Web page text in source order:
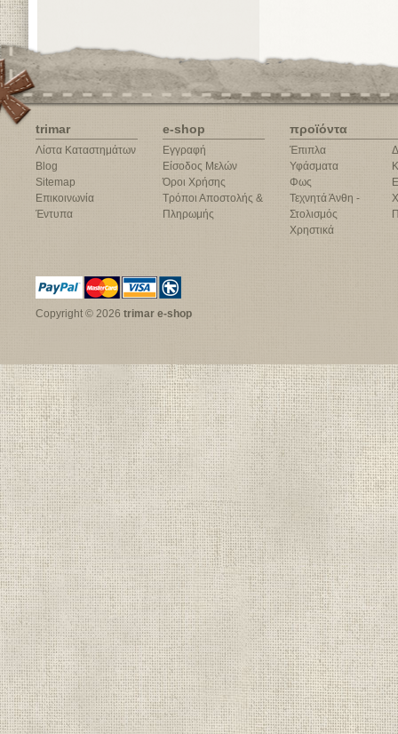
trimar
Λίστα Καταστημάτων
Blog
Sitemap
Επικοινωνία
Έντυπα
e-shop
Εγγραφή
Είσοδος Μελών
Όροι Χρήσης
Τρόποι Αποστολής &
Πληρωμής
προϊόντα
Έπιπλα
Υφάσματα
Φως
Τεχνητά Άνθη -
Στολισμός
Χρηστικά
Copyright © 2026 trimar e-shop